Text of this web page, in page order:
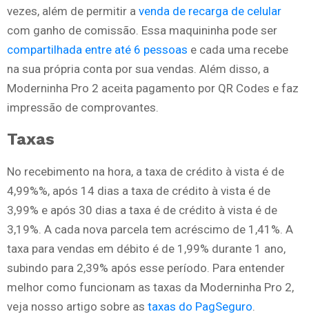
vezes, além de permitir a venda de recarga de celular
com ganho de comissão. Essa maquininha pode ser
compartilhada entre até 6 pessoas e cada uma recebe
na sua própria conta por sua vendas. Além disso, a
Moderninha Pro 2 aceita pagamento por QR Codes e faz
impressão de comprovantes.
Taxas
No recebimento na hora, a taxa de crédito à vista é de
4,99%%, após 14 dias a taxa de crédito à vista é de
3,99% e após 30 dias a taxa é de crédito à vista é de
3,19%. A cada nova parcela tem acréscimo de 1,41%. A
taxa para vendas em débito é de 1,99% durante 1 ano,
subindo para 2,39% após esse período. Para entender
melhor como funcionam as taxas da Moderninha Pro 2,
veja nosso artigo sobre as taxas do PagSeguro.